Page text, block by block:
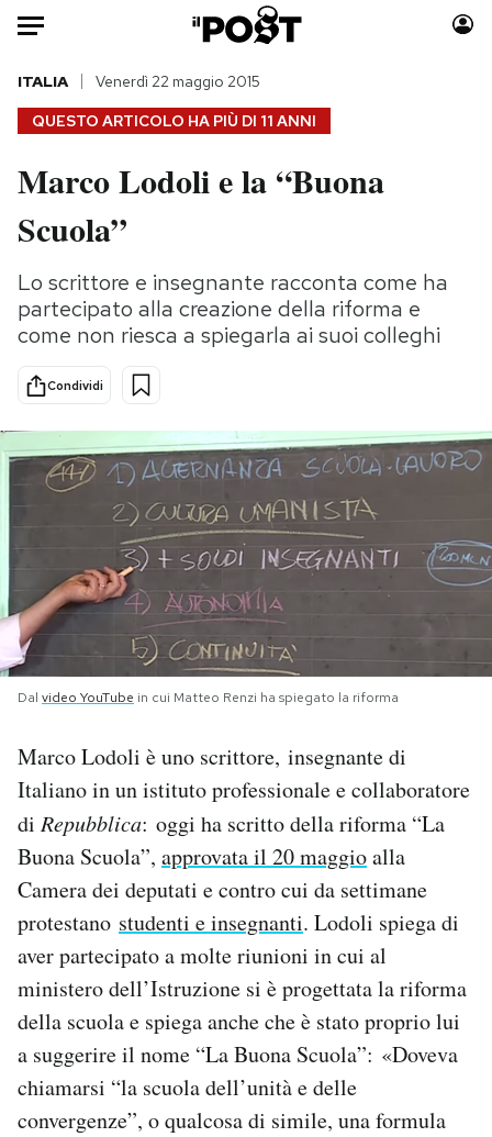
Auto
HOME
Italia
Politica
Tecnologia
Internet
Scienza
Cultura
Economia
Moda
Storie/Idee
Ok Boomer!
Media
Mondiali calcio 2026
NEWSLETTER
I MIEI PREFERITI
SHOP
CALENDARIO
AREA PERSONALE
Newsletter
Notifiche mobile
Regala il Post
Hai bisogno di aiuto?
Esci
QUESTO ARTICOLO HA PIÙ DI 11 ANNI
ITALIA Venerdì 22 maggio 2015
Marco Lodoli e la “Buona
Scuola”
Lo scrittore e insegnante racconta come ha
partecipato alla creazione della riforma e
come non riesca a spiegarla ai suoi colleghi
Condividi
Dal video YouTube in cui Matteo Renzi ha spiegato la riforma
Marco Lodoli è uno scrittore, insegnante di
Italiano in un istituto professionale e collaboratore
di Repubblica: oggi ha scritto della riforma “La
Buona Scuola”, approvata il 20 maggioalla
Camera dei deputati e contro cui da settimane
protestano studenti e insegnanti. Lodoli spiega di
aver partecipato a molte riunioni in cui al
ministero dell’Istruzione si è progettata la riforma
della scuola e spiega anche che è stato proprio lui
a suggerire il nome “La Buona Scuola”: «Doveva
chiamarsi “la scuola dell’unità e delle
convergenze”, o qualcosa di simile, una formula